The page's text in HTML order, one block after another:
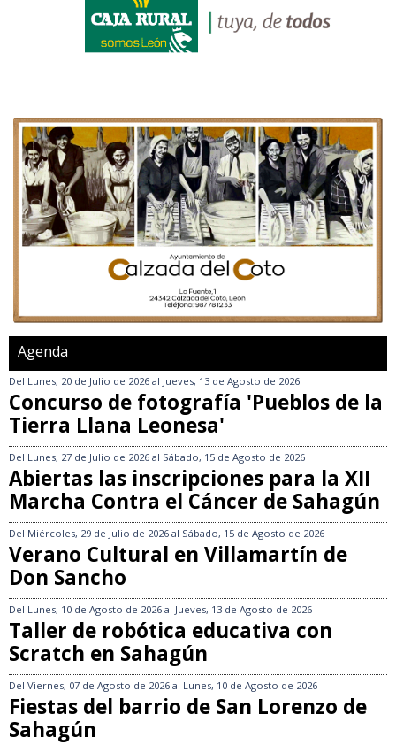
Agenda
Del Lunes, 20 de Julio de 2026 al Jueves, 13 de Agosto de 2026
Concurso de fotografía 'Pueblos de la
Tierra Llana Leonesa'
Del Lunes, 27 de Julio de 2026 al Sábado, 15 de Agosto de 2026
Abiertas las inscripciones para la XII
Marcha Contra el Cáncer de Sahagún
Del Miércoles, 29 de Julio de 2026 al Sábado, 15 de Agosto de 2026
Verano Cultural en Villamartín de
Don Sancho
Del Lunes, 10 de Agosto de 2026 al Jueves, 13 de Agosto de 2026
Taller de robótica educativa con
Scratch en Sahagún
Del Viernes, 07 de Agosto de 2026 al Lunes, 10 de Agosto de 2026
Fiestas del barrio de San Lorenzo de
Sahagún